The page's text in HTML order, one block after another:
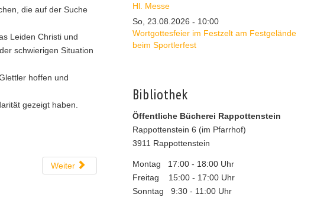
die auf der Suche
Leiden Christi und
schwierigen Situation
hoffen und
gezeigt haben.
Weiter
Hl. Messe
So, 23.08.2026 - 10:00
Wortgottesfeier im Festzelt am Festgelände
beim Sportlerfest
Bibliothek
Öffentliche Bücherei Rappottenstein
Rappottenstein 6 (im Pfarrhof)
3911 Rappottenstein
Montag 17:00 - 18:00 Uhr
Freitag 15:00 - 17:00 Uhr
Sonntag 9:30 - 11:00 Uhr